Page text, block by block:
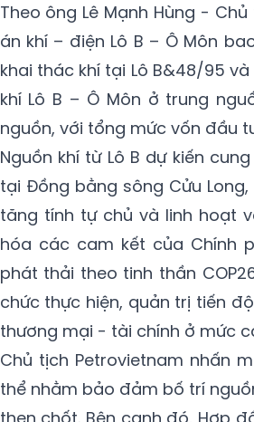
Theo ông Lê Mạnh Hùng -
án khí – điện Lô B – Ô Môn
khai thác khí tại Lô B&48/95
khí Lô B – Ô Môn ở trung
nguồn, với tổng mức vốn đầu
Nguồn khí từ Lô B dự kiến
tại Đồng bằng sông Cửu
tăng tính tự chủ và linh hoạt
hóa các cam kết của Chính
phát thải theo tinh thần
chức thực hiện, quản trị tiến
thương mại - tài chính ở mức
Chủ tịch Petrovietnam nhấn
thể nhằm bảo đảm bố trí